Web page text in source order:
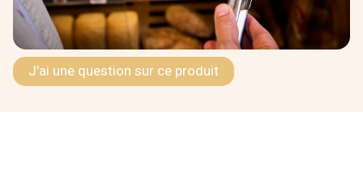
J'ai une question sur ce produit